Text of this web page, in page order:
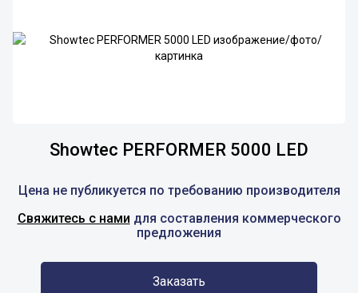
Showtec PERFORMER 5000 LED
Цена не публикуется по требованию производителя
Свяжитесь с нами для составления коммерческого
предложения
Заказать